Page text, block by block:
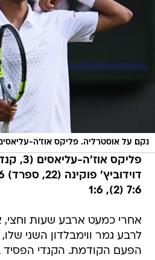
נקם על אוסטרליה. פליקס אוז'ה-עליאסים
פליקס
7:6 (2), 1:6
אחרי כמעט ארבע שעות וחצי,
לרבע גמר ווימבלדון השני
הפעם הקודמת. הקנדי הפסיד